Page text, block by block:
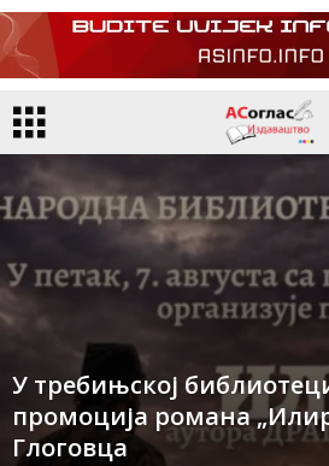
У требињској
промоција романа
Глоговца